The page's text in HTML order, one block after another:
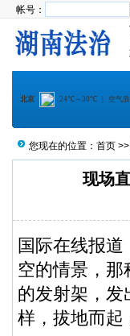
帐号：
您现在的位置： 首页 >>
现场
国际在线报道
空的情景，
的发射架，
样，拔地而起